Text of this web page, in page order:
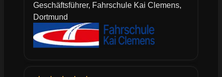
Geschäftsführer, Fahrschule Kai Clemens,
Dortmund